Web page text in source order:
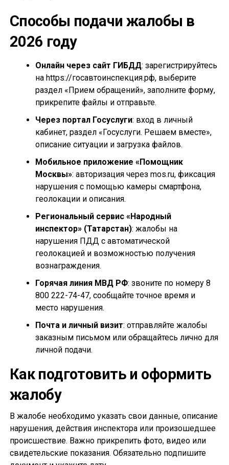
Способы подачи жалобы в
2026 году
Онлайн через сайт ГИБДД: зарегистрируйтесь
на https://госавтоинспекция.рф, выберите
раздел «Прием обращений», заполните форму,
прикрепите файлы и отправьте.
Через портал Госуслуги: вход в личный
кабинет, раздел «Госуслуги. Решаем вместе»,
описание ситуации и загрузка файлов.
Мобильное приложение «Помощник
Москвы»: авторизация через mos.ru, фиксация
нарушения с помощью камеры смартфона,
геолокации и описания.
Региональный сервис «Народный
инспектор» (Татарстан): жалобы на
нарушения ПДД с автоматической
геолокацией и возможностью получения
вознаграждения.
Горячая линия МВД РФ: звоните по номеру 8
800 222-74-47, сообщайте точное время и
место нарушения.
Почта и личный визит: отправляйте жалобы
заказным письмом или обращайтесь лично для
личной подачи.
Как подготовить и оформить
жалобу
В жалобе необходимо указать свои данные, описание
нарушения, действия инспектора или произошедшее
происшествие. Важно прикрепить фото, видео или
свидетельские показания. Обязательно подпишите